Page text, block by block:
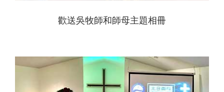
歡送吳牧師和師母主題相冊